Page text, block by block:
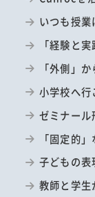
いつも授
「経験と
「外側」
小学校へ行
ゼミナー
「固定的
子どもの
教師と学